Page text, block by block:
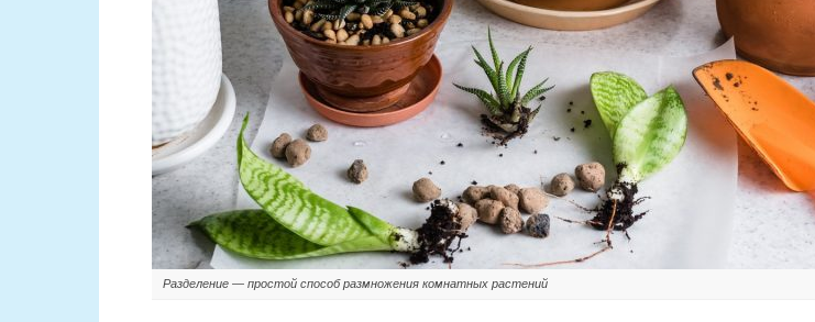
Разделение — простой способ размножения комнатных растений